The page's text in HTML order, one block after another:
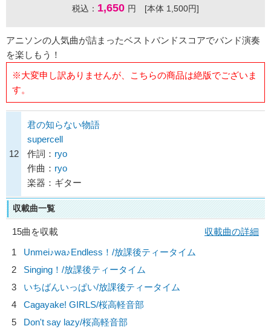
税込： 1,650 円 [本体 1,500円]
アニソンの人気曲が詰まったベストバンドスコアでバンド演奏
を楽しもう！
※大変申し訳ありませんが、こちらの商品は絶版でございま
す。
12
君の知らない物語
supercell
作詞： ryo
作曲： ryo
楽器：ギター
収載曲一覧
15曲を収載
収載曲の詳細
1
Unmei♪wa♪Endless！/放課後ティータイム
2
Singing！/放課後ティータイム
3
いちばんいっぱい/放課後ティータイム
4
Cagayake! GIRLS/桜高軽音部
5
Don't say lazy/桜高軽音部